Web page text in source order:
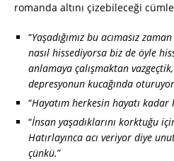
romanda altını çizebileceği
“Yaşadığımız bu acımasız
nasıl hissediyorsa biz de öyle
anlamaya çalışmaktan
depresyonun kucağında
“Hayatım herkesin hayatı kadar
“İnsan yaşadıklarını korktuğu
Hatırlayınca acı veriyor diye
çünkü.”